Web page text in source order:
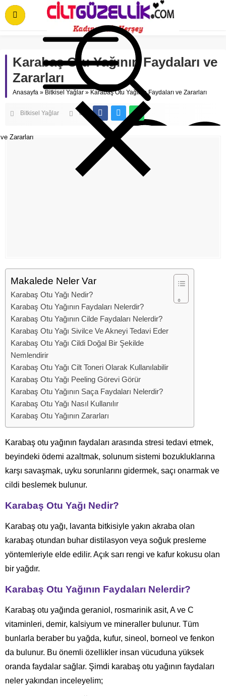
Karabaş Otu Yağının Faydaları ve
Zararları
Anasayfa » Bitkisel Yağlar » Karabaş Otu Yağının Faydaları ve Zararları
Bitkisel Yağlar 0
Makalede Neler Var
Karabaş Otu Yağı Nedir?
Karabaş Otu Yağının Faydaları Nelerdir?
Karabaş Otu Yağının Cilde Faydaları Nelerdir?
Karabaş Otu Yağı Sivilce Ve Akneyi Tedavi Eder
Karabaş Otu Yağı Cildi Doğal Bir Şekilde
Nemlendirir
Karabaş Otu Yağı Cilt Toneri Olarak Kullanılabilir
Karabaş Otu Yağı Peeling Görevi Görür
Karabaş Otu Yağının Saça Faydaları Nelerdir?
Karabaş Otu Yağı Nasıl Kullanılır
Karabaş Otu Yağının Zararları
Karabaş otu yağının faydaları arasında stresi tedavi etmek,
beyindeki ödemi azaltmak, solunum sistemi bozukluklarına
karşı savaşmak, uyku sorunlarını gidermek, saçı onarmak ve
cildi beslemek bulunur.
Karabaş Otu Yağı Nedir?
Karabaş otu yağı, lavanta bitkisiyle yakın akraba olan
karabaş otundan buhar distilasyon veya soğuk presleme
yöntemleriyle elde edilir. Açık sarı rengi ve kafur kokusu olan
bir yağdır.
Karabaş Otu Yağının Faydaları Nelerdir?
Karabaş otu yağında geraniol, rosmarinik asit, A ve C
vitaminleri, demir, kalsiyum ve mineraller bulunur. Tüm
bunlarla beraber bu yağda, kufur, sineol, borneol ve fenkon
da bulunur. Bu önemli özellikler insan vücuduna yüksek
oranda faydalar sağlar. Şimdi karabaş otu yağının faydaları
neler yakından inceleyelim;